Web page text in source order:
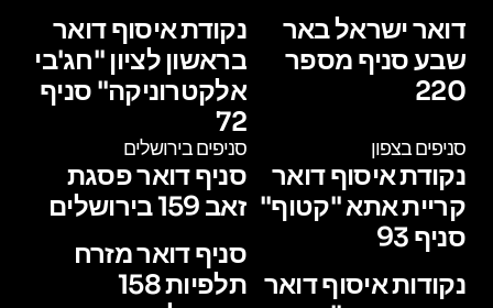
דואר ישראל באר
שבע סניף מספר
220
נקודת איסוף דואר
בראשון לציון "חג'בי
אלקטרוניקה" סניף
72
סניפים בצפון
נקודת איסוף דואר
קריית אתא "קטוף"
סניף 93
נקודות איסוף דואר
סניפים בירושלים
סניף דואר פסגת
זאב 159 בירושלים
סניף דואר מזרח
תלפיות 158